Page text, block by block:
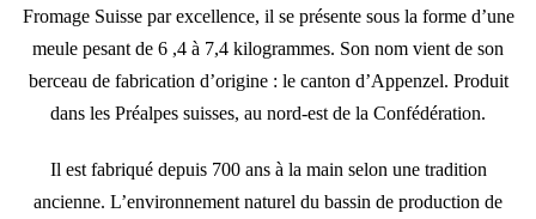
Fromage Suisse par excellence, il se présente sous la forme d’une
meule pesant de 6 ,4 à 7,4 kilogrammes. Son nom vient de son
berceau de fabrication d’origine : le canton d’Appenzel. Produit
dans les Préalpes suisses, au nord-est de la Confédération.
Il est fabriqué depuis 700 ans à la main selon une tradition
ancienne. L’environnement naturel du bassin de production de